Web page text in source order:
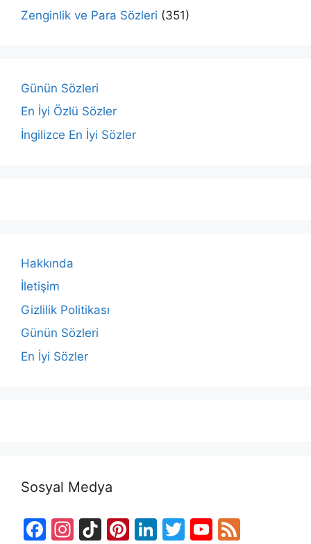
Zenginlik ve Para Sözleri (351)
Günün Sözleri
En İyi Özlü Sözler
İngilizce En İyi Sözler
Hakkında
İletişim
Gizlilik Politikası
Günün Sözleri
En İyi Sözler
Sosyal Medya
F
In Ti Pi Li T
Y